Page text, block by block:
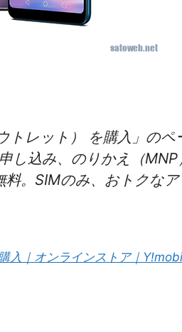
トレット） を購入」の
し込み、のりかえ（
料。SIMのみ、おトクな
入｜オンラインストア｜